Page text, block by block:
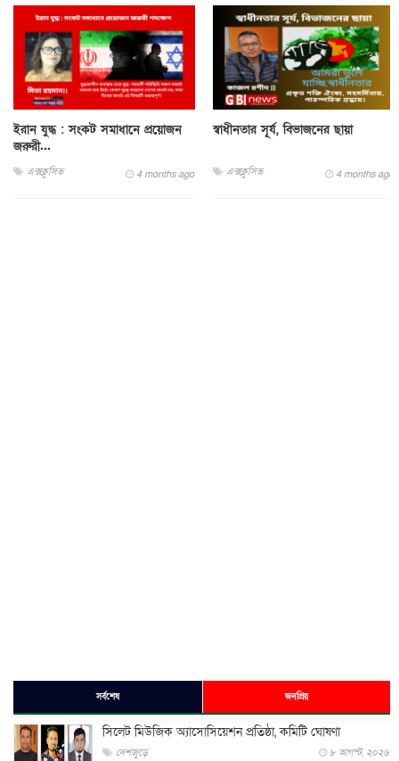
ইরান যুদ্ধ : সংকট সমাধানে প্রয়োজন
জরুরী...
এক্সক্লুসিভ 4 months ago
স্বাধীনতার সূর্য, বিভাজনের ছায়া
এক্সক্লুসিভ 4 months ago
সর্বশেষ জনপ্রিয়
সিলেট মিউজিক অ্যাসোসিয়েশন প্রতিষ্ঠা, কমিটি ঘোষণা
দেশজুড়ে ৮ আগস্ট, ২০২৬